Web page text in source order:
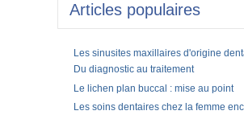
Articles populaires
Les sinusites maxillaires d'origine
Du diagnostic au traitement
Le lichen plan buccal : mise au point
Les soins dentaires chez la femme